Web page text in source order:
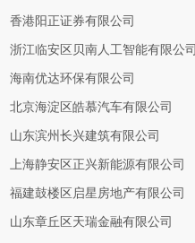
香港阳正证券有限公司
浙江临安区贝南人工智能有限公司
海南优达环保有限公司
北京海淀区皓慕汽车有限公司
山东滨州长兴建筑有限公司
上海静安区正兴新能源有限公司
福建鼓楼区启星房地产有限公司
山东章丘区天瑞金融有限公司